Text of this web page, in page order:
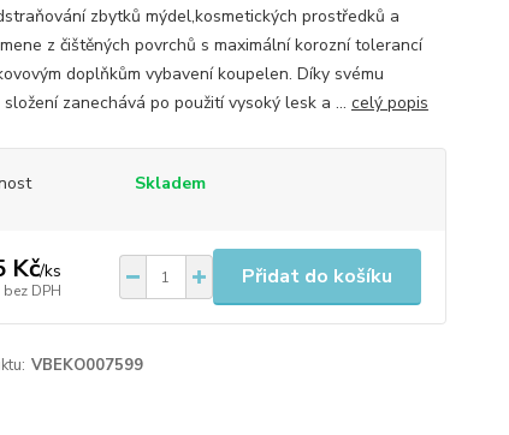
zbytků mýdel,kosmetických prostředků a
z čištěných povrchů s maximální korozní tolerancí
doplňkům vybavení koupelen. Díky svému
zanechává po použití vysoký lesk a ... celý popis
Skladem
Kč/ks
bez DPH
Přidat do košíku
VBEKO007599